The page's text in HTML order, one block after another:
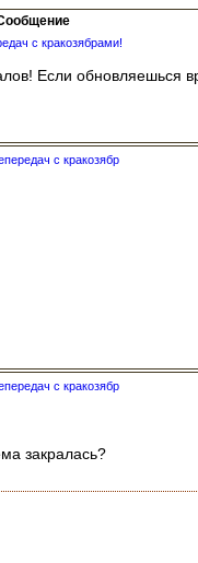
с кракозябрами!
Если обновляешься
с кракозябр
с кракозябр
закралась?